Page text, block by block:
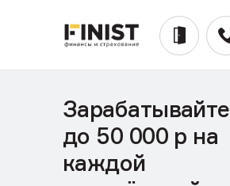
Зарабатывайте
до 50 000 р на
каждой